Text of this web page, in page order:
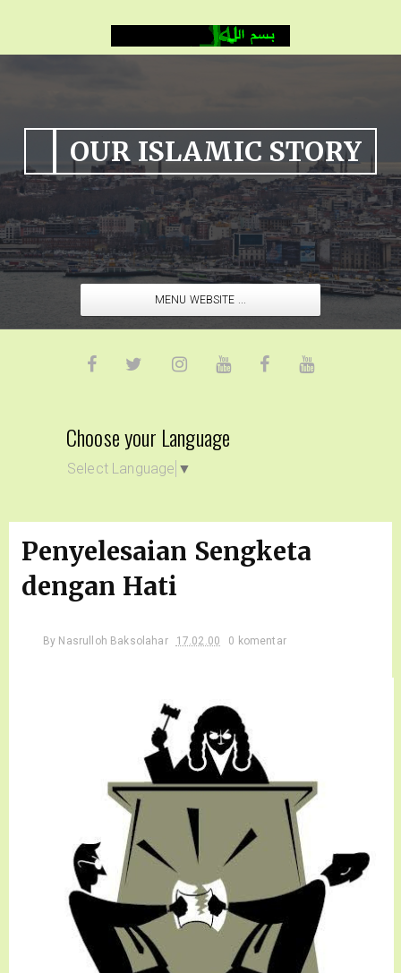
OUR ISLAMIC STORY
MENU WEBSITE ...
Choose your Language
Select Language ▼
Penyelesaian Sengketa
dengan Hati
By Nasrulloh Baksolahar 17.02.00 0 komentar